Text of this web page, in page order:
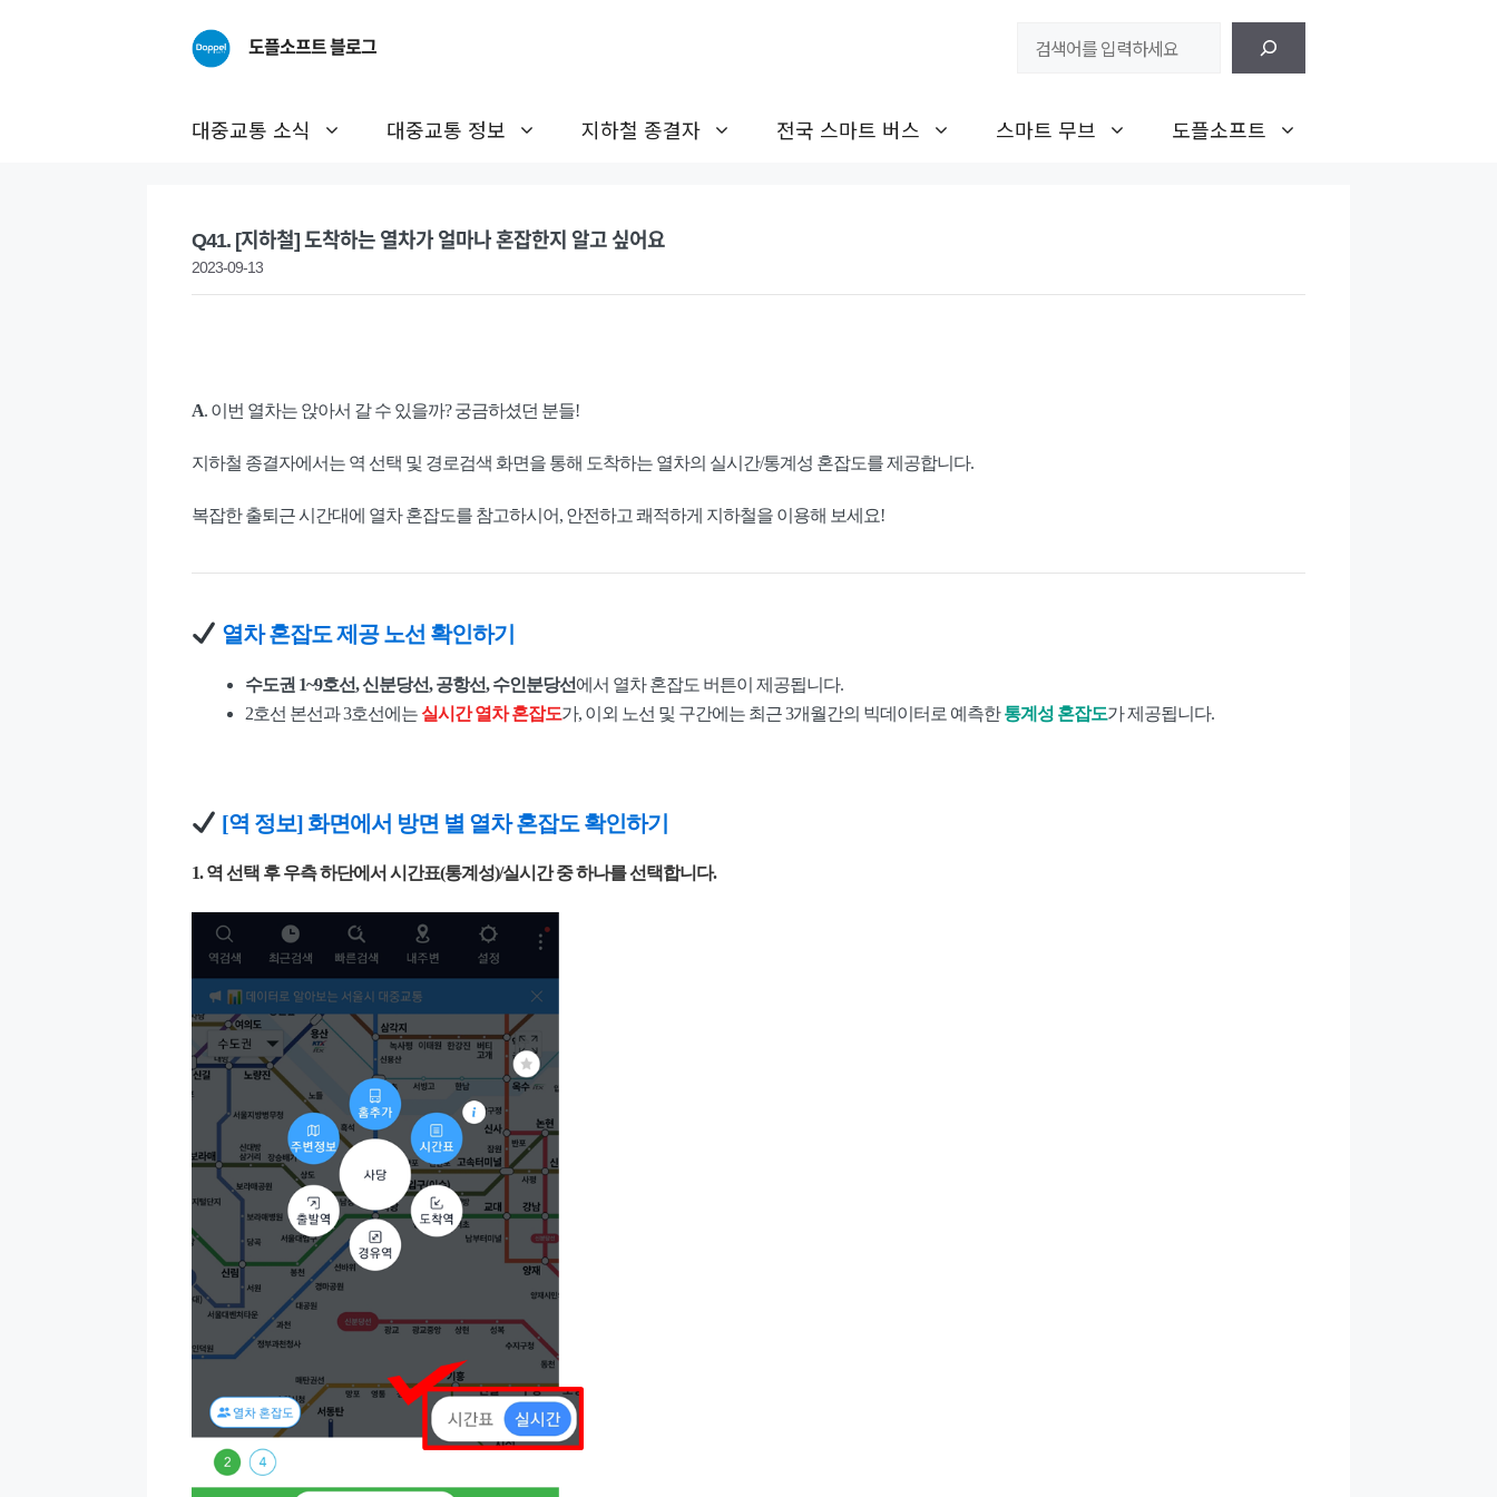
도플소프트 블로그
대중교통 소식 대중교통 정보 지하철 종결자 전국 스마트 버스 스마트 무브 도플소프트
Q41. [지하철] 도착하는 열차가 얼마나 혼잡한지 알고 싶어요
2023-09-13
A. 이번 열차는 앉아서 갈 수 있을까? 궁금하셨던 분들!
지하철 종결자에서는 역 선택 및 경로검색 화면을 통해 도착하는 열차의 실시간/통계성 혼잡도를 제공합니다.
복잡한 출퇴근 시간대에 열차 혼잡도를 참고하시어, 안전하고 쾌적하게 지하철을 이용해 보세요!
열차 혼잡도 제공 노선 확인하기
수도권 1~9호선, 신분당선, 공항선, 수인분당선에서 열차 혼잡도 버튼이 제공됩니다.
2호선 본선과 3호선에는 실시간 열차 혼잡도가, 이외 노선 및 구간에는 최근 3개월간의 빅데이터로 예측한통계성 혼잡도가 제공됩니다.
[역 정보] 화면에서 방면 별 열차 혼잡도 확인하기
1. 역 선택 후 우측 하단에서 시간표(통계성)/실시간 중 하나를 선택합니다.